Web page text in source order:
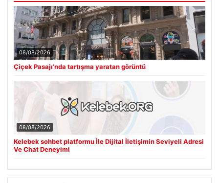
08/08/2026
Çiçek Pasajı’nda tartışma yaratan görüntü
08/08/2026
Kelebek sohbet platformu İle Dijital İletişimin Seviyeli Adresi
Ve Chat Deneyimi